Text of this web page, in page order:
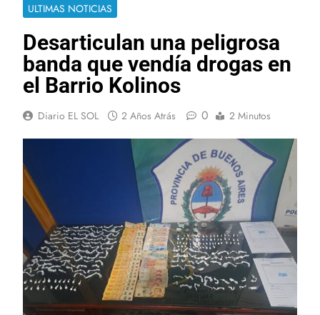
ULTIMAS NOTICIAS
Desarticulan una peligrosa
banda que vendía drogas en
el Barrio Kolinos
Diario EL SOL 2 Años Atrás 0 2 Minutos